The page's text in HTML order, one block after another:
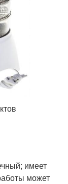
имеет
может